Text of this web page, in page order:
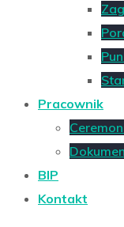
Pracownik
BIP
Kontakt